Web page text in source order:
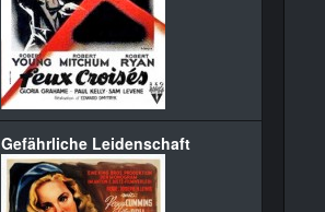
Gefährliche Leidenschaft